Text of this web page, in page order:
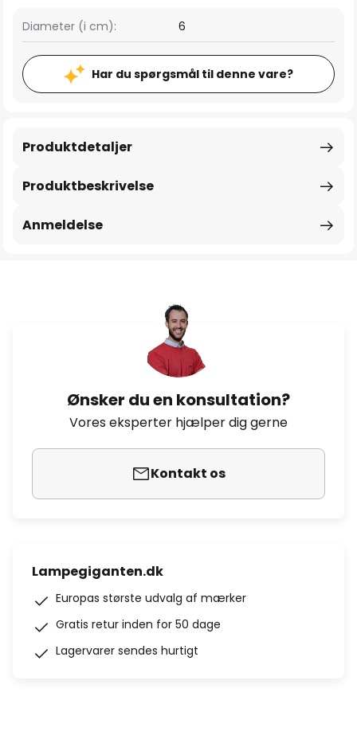
Diameter (i cm): 6
Har du spørgsmål til denne vare?
Produktbeskrivelse
Produktdetaljer
Anmeldelse
Ønsker du en konsultation?
Vores eksperter hjælper dig gerne
Kontakt os
Lampegiganten.dk
Europas største udvalg af mærker
Gratis retur inden for 50 dage
Lagervarer sendes hurtigt